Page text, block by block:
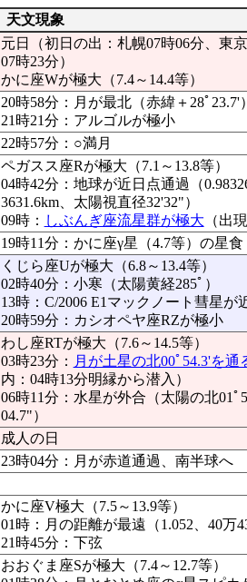
天文現象
元日（初日の出：札幌07時06分、東
07時23分）
かに座Wが極大（7.4～14.4等）
20時58分：月が最北（赤緯＋28ﾟ23.7'
21時21分：アルゴルが極小
22時57分：○満月
ペガスス座Rが極大（7.1～13.8等）
04時42分：地球が近日点通過（
3631.6km、太陽視直径32'32"）
09時： しぶんぎ座流星群が極大 （出
19時11分：かに座γ星（4.7等）の星
くじら座Uが極大（6.8～13.4等）
02時40分：小寒（太陽黄経285ﾟ）
13時：C/2006 E1マックノート彗星が
20時59分：カシオペヤ座RZが極小
わし座RTが極大（7.6～14.5等）
03時23分： 月が土星の北00ﾟ54.3'を通
内：04時13分明縁から潜入）
06時11分：水星が外合（太陽の北01ﾟ
04.7"）
成人の日
23時04分：月が赤道通過、南半球へ
かに座V極大（7.5～13.9等）
01時：月の距離が最遠（1.052、40万
21時45分：下弦
おおぐま座Sが極大（7.4～12.7等）